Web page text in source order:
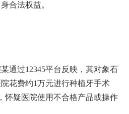
合法权益。
过12345平台反映，其对象石
花费约1万元进行种植牙手术
怀疑医院使用不合格产品或操作